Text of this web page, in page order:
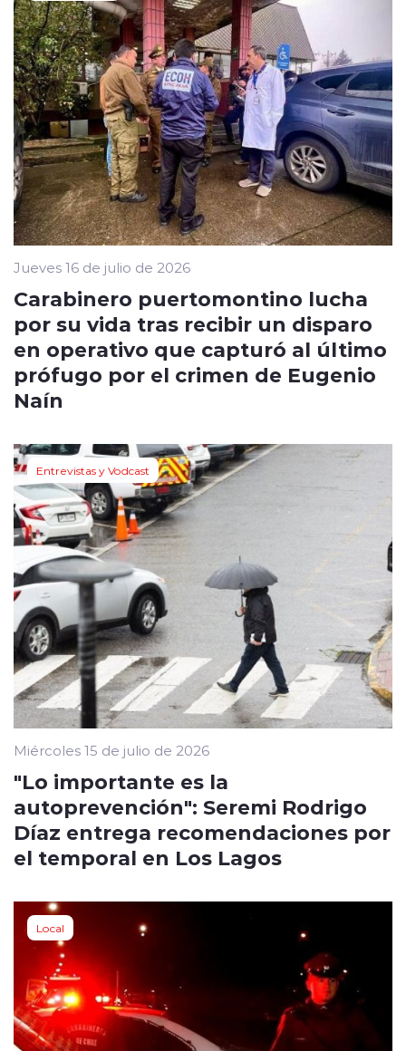
Jueves 16 de julio de 2026
Carabinero puertomontino lucha
por su vida tras recibir un disparo
en operativo que capturó al último
prófugo por el crimen de Eugenio
Naín
Entrevistas y Vodcast
Miércoles 15 de julio de 2026
"Lo importante es la
autoprevención": Seremi Rodrigo
Díaz entrega recomendaciones por
el temporal en Los Lagos
Local